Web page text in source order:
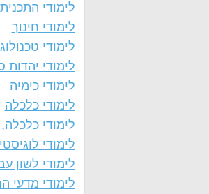
לימודי
לימודי חינוך
לימודי
לימודי
לימודי כימיה
לימודי כלכלה
לימודי
לימודי
לימודי לשון
לימודי מדעי